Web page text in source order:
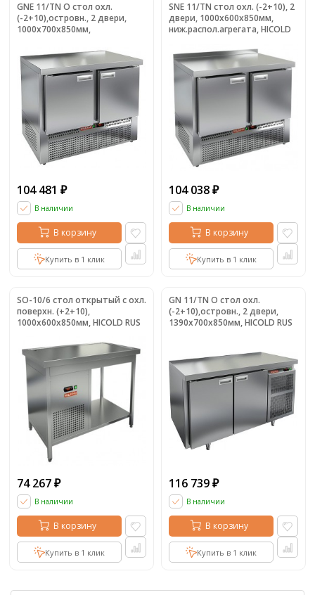
GNE 11/TN O стол охл.
(-2+10),островн., 2 двери,
1000х700х850мм,
104 481 ₽
В наличии
В корзину
Купить в 1 клик
SNE 11/TN стол охл. (-2+10), 2
двери, 1000х600х850мм,
ниж.распол.агрегата, HICOLD
104 038 ₽
В наличии
В корзину
Купить в 1 клик
SO-10/6 стол открытый с охл.
поверхн. (+2+10),
1000х600х850мм, HICOLD RUS
74 267 ₽
В наличии
В корзину
Купить в 1 клик
GN 11/TN O стол охл.
(-2+10),островн., 2 двери,
1390х700х850мм, HICOLD RUS
116 739 ₽
В наличии
В корзину
Купить в 1 клик